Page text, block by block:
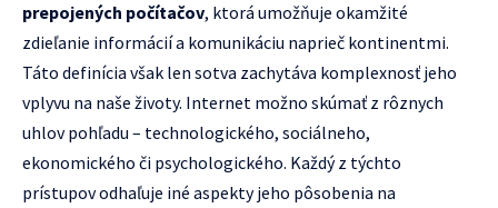
prepojených počítačov, ktorá umožňuje okamžité
zdieľanie informácií a komunikáciu naprieč kontinentmi.
Táto definícia však len sotva zachytáva komplexnosť jeho
vplyvu na naše životy. Internet možno skúmať z rôznych
uhlov pohľadu – technologického, sociálneho,
ekonomického či psychologického. Každý z týchto
prístupov odhaľuje iné aspekty jeho pôsobenia na